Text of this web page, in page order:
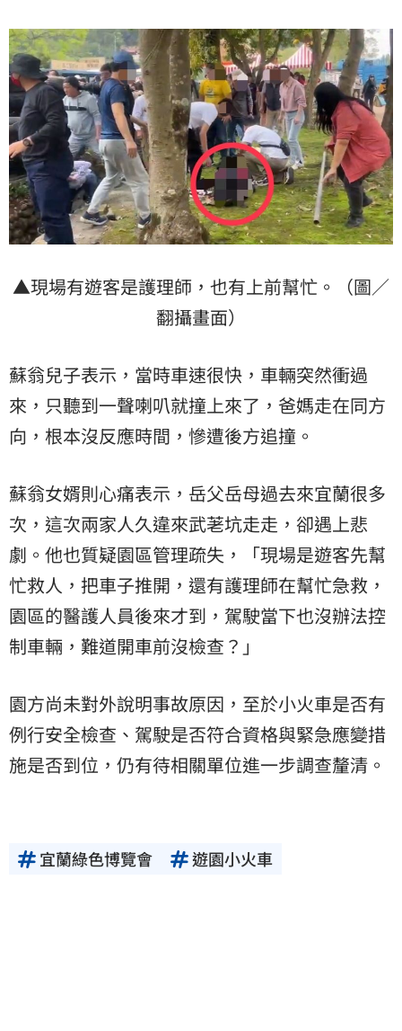
▲現場有遊客是護理師，也有上前幫忙。（圖／
翻攝畫面）
蘇翁兒子表示，當時車速很快，車輛突然衝過
來，只聽到一聲喇叭就撞上來了，爸媽走在同方
向，根本沒反應時間，慘遭後方追撞。
蘇翁女婿則心痛表示，岳父岳母過去來宜蘭很多
次，這次兩家人久違來武荖坑走走，卻遇上悲
劇。他也質疑園區管理疏失，「現場是遊客先幫
忙救人，把車子推開，還有護理師在幫忙急救，
園區的醫護人員後來才到，駕駛當下也沒辦法控
制車輛，難道開車前沒檢查？」
園方尚未對外說明事故原因，至於小火車是否有
例行安全檢查、駕駛是否符合資格與緊急應變措
施是否到位，仍有待相關單位進一步調查釐清。
宜蘭綠色博覽會 遊園小火車